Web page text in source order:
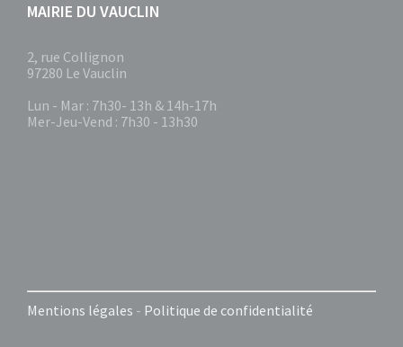
MAIRIE DU VAUCLIN
2, rue Collignon
97280 Le Vauclin
Lun - Mar : 7h30- 13h & 14h-17h
Mer-Jeu-Vend : 7h30 - 13h30
Mentions légales - Politique de confidentialité